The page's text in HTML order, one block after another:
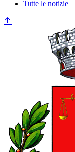
Tutte le notizie